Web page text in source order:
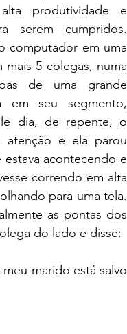
produtividade e
serem cumpridos.
computador em uma
5 colegas, numa
de uma grande
em seu segmento,
dia, de repente, o
atenção e ela parou
acontecendo e
correndo em alta
para uma tela.
as pontas dos
do lado e disse:
marido está salvo